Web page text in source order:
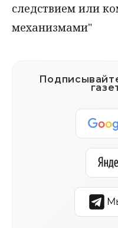
следствием или
механизмами"